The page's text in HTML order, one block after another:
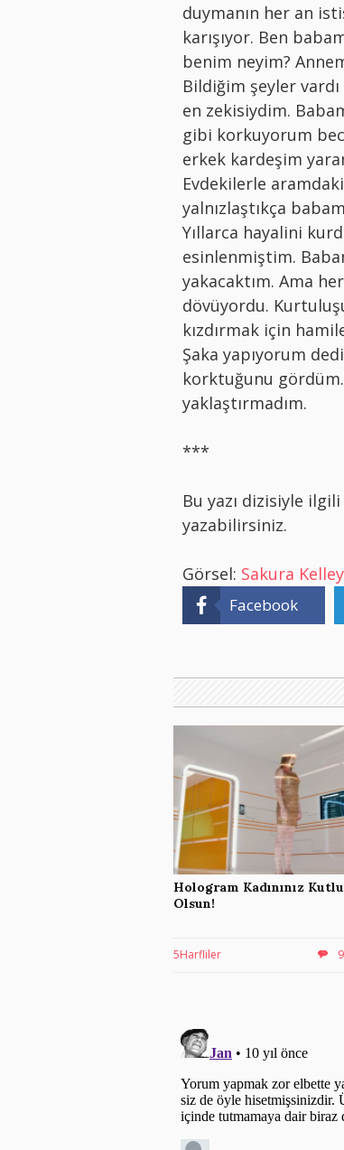
duymanın her an
karışıyor. Ben
benim neyim?
Bildiğim şeyler
en zekisiydim.
gibi korkuyorum
erkek kardeşim
Evdekilerle
yalnızlaştıkça
Yıllarca hayalini
esinlenmiştim.
yakacaktım. Ama
dövüyordu.
kızdırmak için
Şaka yapıyorum
korktuğunu
yaklaştırmadım.
***
Bu yazı dizisiyle
yazabilirsiniz.
Görsel: Sakura Kelley
Facebook
Hologram Kadınınız Kutlu
Olsun!
5Harfliler 9